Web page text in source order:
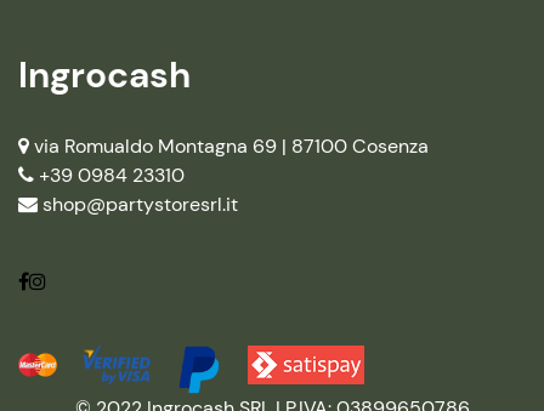
Ingrocash
via Romualdo Montagna 69 | 87100 Cosenza
+39 0984 23310
shop@partystoresrl.it